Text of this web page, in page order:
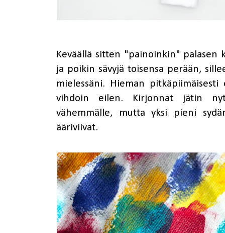
Keväällä sitten "painoinkin" palasen
ja poikin sävyjä toisensa perään,
mielessäni. Hieman
vihdoin eilen. Kirjonnat jätin nyt
vähemmälle, mutta yksi pieni
ääriviivat.